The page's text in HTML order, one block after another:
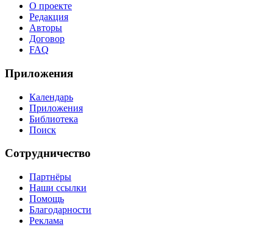
О проекте
Редакция
Авторы
Договор
FAQ
Приложения
Календарь
Приложения
Библиотека
Поиск
Сотрудничество
Партнёры
Наши ссылки
Помощь
Благодарности
Реклама